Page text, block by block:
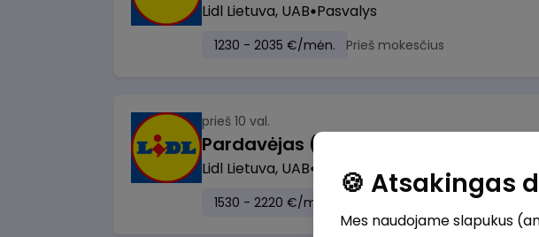
Lidl Lietuva, UAB Pasvalys
1230 - 2035 €/mėn. Prieš mokesčius
prieš 10 val.
Lidl Lietuva, UAB Vilnius
1530 - 2220 €/mėn.
🍪 Atsakingas
Mes naudojame slapukus